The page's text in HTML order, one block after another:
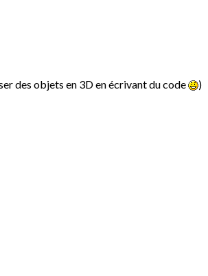
des objets en 3D en écrivant du code )